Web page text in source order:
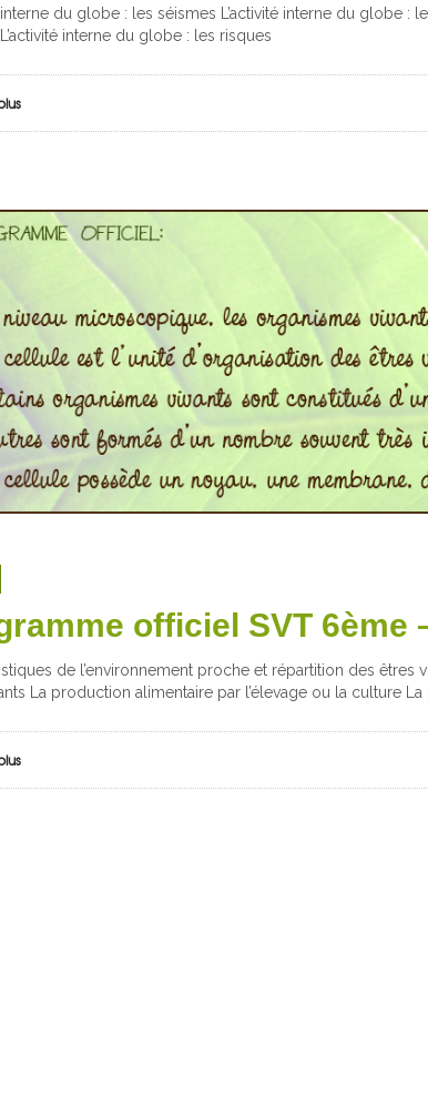
interne du globe : les séismes L’activité interne du globe
interne du globe : les risques
officiel SVT 6ème
de l’environnement proche et répartition des
La production alimentaire par l’élevage ou la culture